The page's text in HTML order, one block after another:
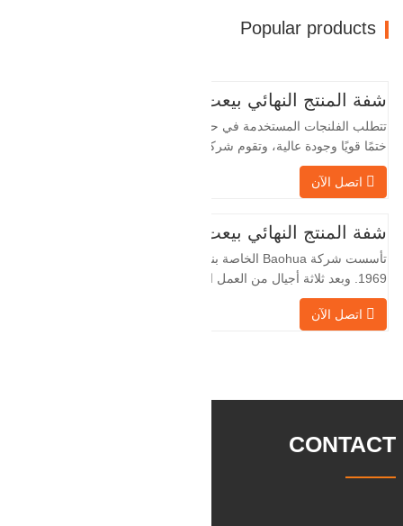
Popular products
شفة المنتج النهائي بيعت
تتطلب الفلنجات المستخدمة في حقول النفط
الخاصة بنا بمعالجة الفلنجات في حقول النفط
لسنوات عديدة وتقوم بتصديرها بشكل غير
لأن الصناعة المحلية ليست مثالية، فإننا نريد
الاستيراد والتصدير مباشرة مع العملاء
الأجانب،
اتصل الآن
شفة المنتج النهائي بيعت
تأسست شركة Baohua الخاصة بنا في عام
1969. وبعد ثلاثة أجيال من العمل الشاق،
وتوليد طاقة الرياح وقطع
اتصل الآن
CONTACT